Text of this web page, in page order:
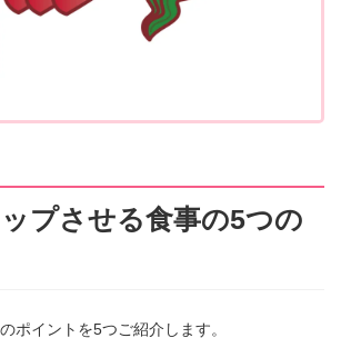
プさせる食事の5つの
ポイントを5つご紹介します。